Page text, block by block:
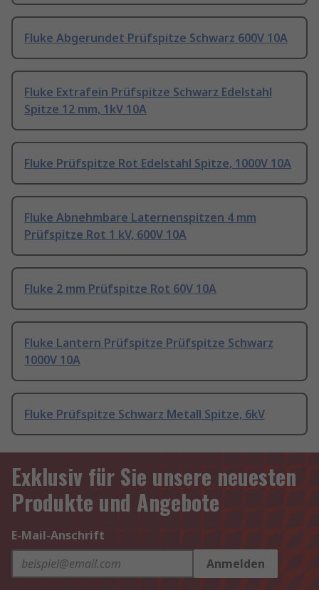
Fluke Abgerundet Prüfspitze Schwarz 600V 10A
Fluke Extrafein Prüfspitze Schwarz Edelstahl
Spitze 12 mm, 1kV 10A
Fluke Prüfspitze Rot Edelstahl Spitze, 1000V 10A
Fluke Abnehmbare Laternenspitzen 4 mm
Prüfspitze Rot 1 kV, 600V 10A
Fluke 2 mm Prüfspitze Rot 60V 10A
Fluke Lantern Prüfspitze Prüfspitze Schwarz
1000V 10A
Fluke Prüfspitze Schwarz Metall Spitze, 6kV
Exklusiv für Sie unsere neuesten
Produkte und Angebote
E-Mail-Anschrift
Anmelden